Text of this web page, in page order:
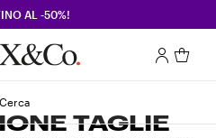
AL -50%!
Cerca
TAGLIE